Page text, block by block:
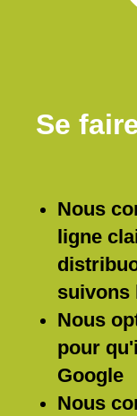
Se
Nous
ligne
suivons
Nous
pour
Google
Nous